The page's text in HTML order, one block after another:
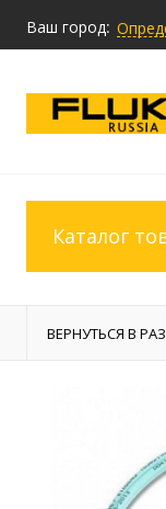
Ваш город:
Каталог
ВЕРНУТЬСЯ В